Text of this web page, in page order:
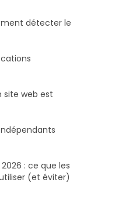
détecter le
site web est
: ce que les
(et éviter)